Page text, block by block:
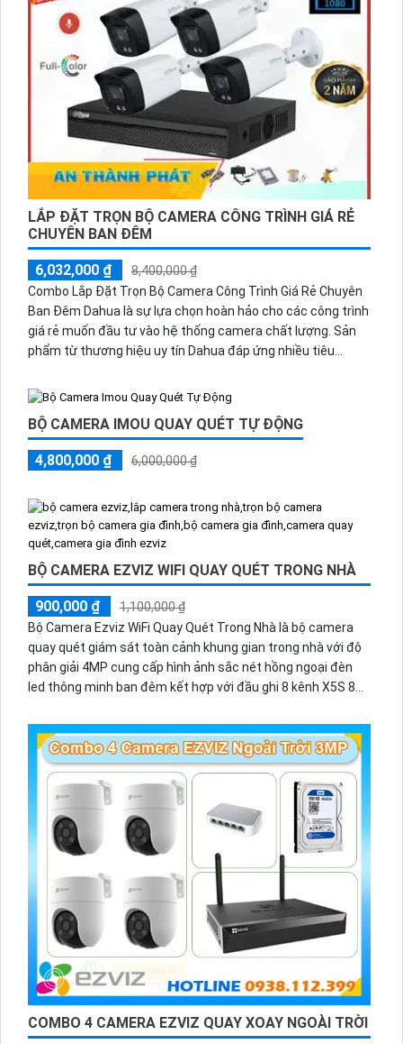
LẮP ĐẶT TRỌN BỘ CAMERA CÔNG TRÌNH GIÁ RẺ
CHUYÊN BAN ĐÊM
6,032,000 ₫
8,400,000 ₫
Combo Lắp Đặt Trọn Bộ Camera Công Trình Giá Rẻ Chuyên
Ban Đêm Dahua là sự lựa chọn hoàn hảo cho các công trình
giá rẻ muốn đầu tư vào hệ thống camera chất lượng. Sản
phẩm từ thương hiệu uy tín Dahua đáp ứng nhiều tiêu
BỘ CAMERA IMOU QUAY QUÉT TỰ ĐỘNG
4,800,000 ₫ 6,000,000 ₫
BỘ CAMERA EZVIZ WIFI QUAY QUÉT TRONG NHÀ
900,000 ₫
1,100,000 ₫
Bộ Camera Ezviz WiFi Quay Quét Trong Nhà là bộ camera
quay quét giám sát toàn cảnh khung gian trong nhà với độ
phân giải 4MP cung cấp hình ảnh sắc nét hồng ngoại đèn
led thông minh ban đêm kết hợp với đầu ghi 8 kênh X5S 8W
COMBO 4 CAMERA EZVIZ QUAY XOAY NGOÀI TRỜI